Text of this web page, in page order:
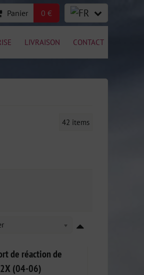
Panier 0 €
LIVRAISON CONTACT
42 items
de réaction de
(04-06)